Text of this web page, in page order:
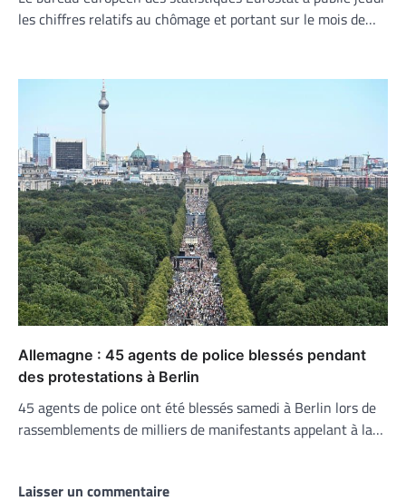
les chiffres relatifs au chômage et portant sur le mois de…
Allemagne : 45 agents de police blessés pendant
des protestations à Berlin
45 agents de police ont été blessés samedi à Berlin lors de
rassemblements de milliers de manifestants appelant à la…
Laisser un commentaire